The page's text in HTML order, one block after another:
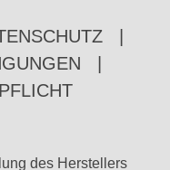
des Herstellers